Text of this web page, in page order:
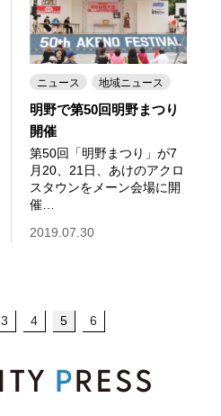
ニュース 地域ニュース
明野で第50回明野まつり
開催
第50回「明野まつり」が7
月20、21日、あけのアクロ
スタウンをメーン会場に開
催…
2019.07.30
3 4 5 6